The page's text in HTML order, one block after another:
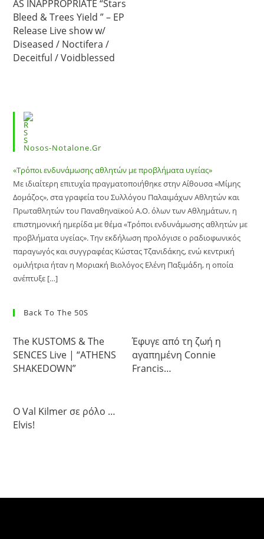
AS INAPPROPRIATE “Stars
Bleed & Trees Yield ” – EP
Release Live show w/
Diseased / Noctifera /
Deceitful / Voidblessed
Nosos-Notalone.gr
«Τρόποι ενδυνάμωσης αθλητών με προβλήματα υγείας»
Με ιδιαίτερη επιτυχία πραγματοποιήθηκε στην Αίθουσα «Μίμης
Δομάζος», στα γραφεία του Συλλόγου Παλαιμάχων Αθλητών και
Πρωταθλητών του Παναθηναϊκού Α.Ο. όλων των Αθλημάτων, η
επιστημονική ημερίδα με θέμα «Τρόποι ενδυνάμωσης αθλητών με
προβλήματα υγείας». Την εκδήλωση προλόγισε ο ραδιοφωνικός
παραγωγός και συγγραφέας Κώστας Τζανιδάκης, ενώ κεντρική
ομιλήτρια ήταν η Μοριακή Βιολόγος Ελένη Παξιμάδη, η οποία
ανέπτυξε […]
Back To The 50S
The KUSTOMS & The
SENCES Live | “ATHENS
SHAKEDOWN”
Έφυγε από τη ζωή η
αγαπημένη Connie
Francis…
Ο Val Kilmer σε ρόλο …
Elvis!